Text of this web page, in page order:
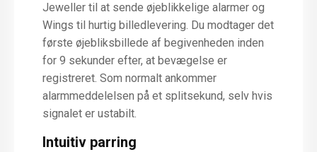
Jeweller til at sende øjeblikkelige alarmer og
Wings til hurtig billedlevering. Du modtager det
første øjebliksbillede af begivenheden inden
for 9 sekunder efter, at bevægelse er
registreret. Som normalt ankommer
alarmmeddelelsen på et splitsekund, selv hvis
signalet er ustabilt.
Intuitiv parring